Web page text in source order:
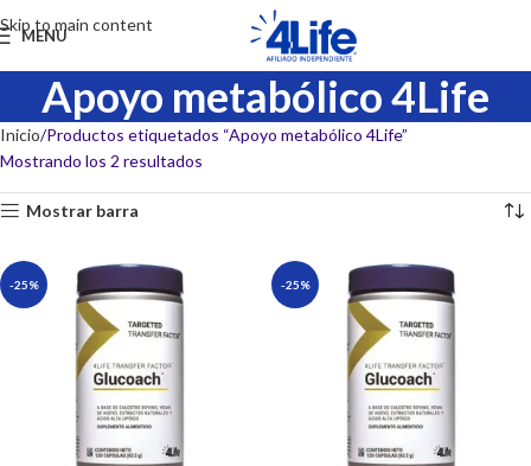
Skip to main content
MENU
Apoyo metabólico 4Life
Inicio Productos etiquetados “Apoyo metabólico 4Life”
Mostrando los 2 resultados
Mostrar barra
-25% -25%